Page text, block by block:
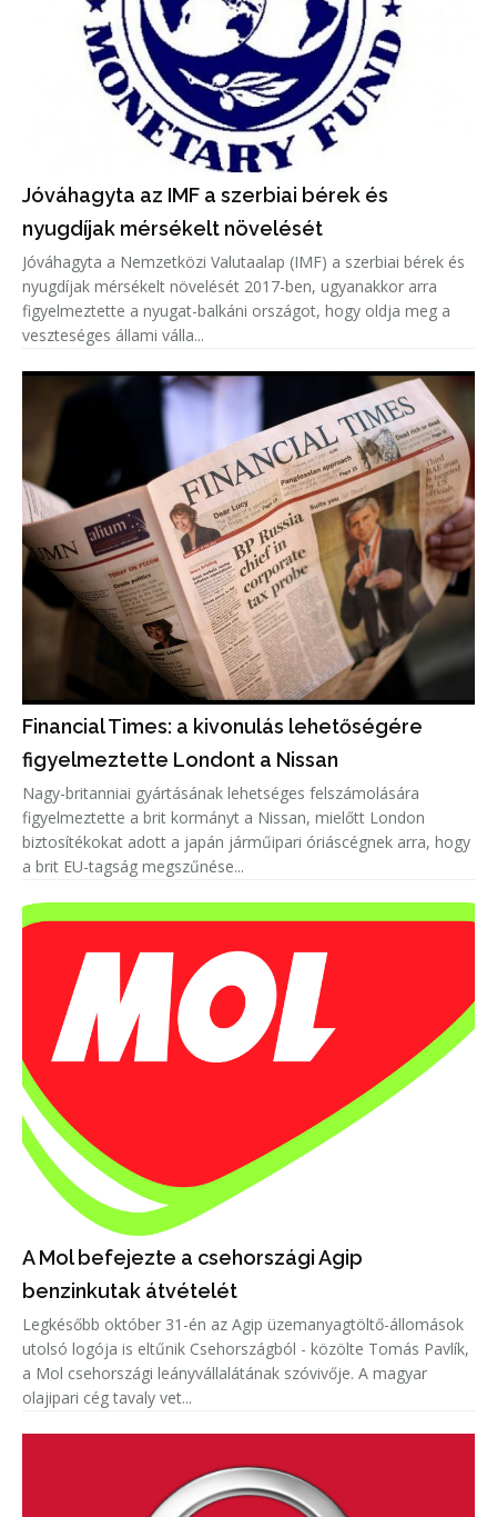
Jóváhagyta az IMF a szerbiai bérek és
nyugdíjak mérsékelt növelését
Jóváhagyta a Nemzetközi Valutaalap (IMF) a szerbiai bérek és
nyugdíjak mérsékelt növelését 2017-ben, ugyanakkor arra
figyelmeztette a nyugat-balkáni országot, hogy oldja meg a
veszteséges állami válla...
Financial Times: a kivonulás lehetőségére
figyelmeztette Londont a Nissan
Nagy-britanniai gyártásának lehetséges felszámolására
figyelmeztette a brit kormányt a Nissan, mielőtt London
biztosítékokat adott a japán járműipari óriáscégnek arra, hogy
a brit EU-tagság megszűnése...
A Mol befejezte a csehországi Agip
benzinkutak átvételét
Legkésőbb október 31-én az Agip üzemanyagtöltő-állomások
utolsó logója is eltűnik Csehországból - közölte Tomás Pavlík,
a Mol csehországi leányvállalátának szóvivője. A magyar
olajipari cég tavaly vet...